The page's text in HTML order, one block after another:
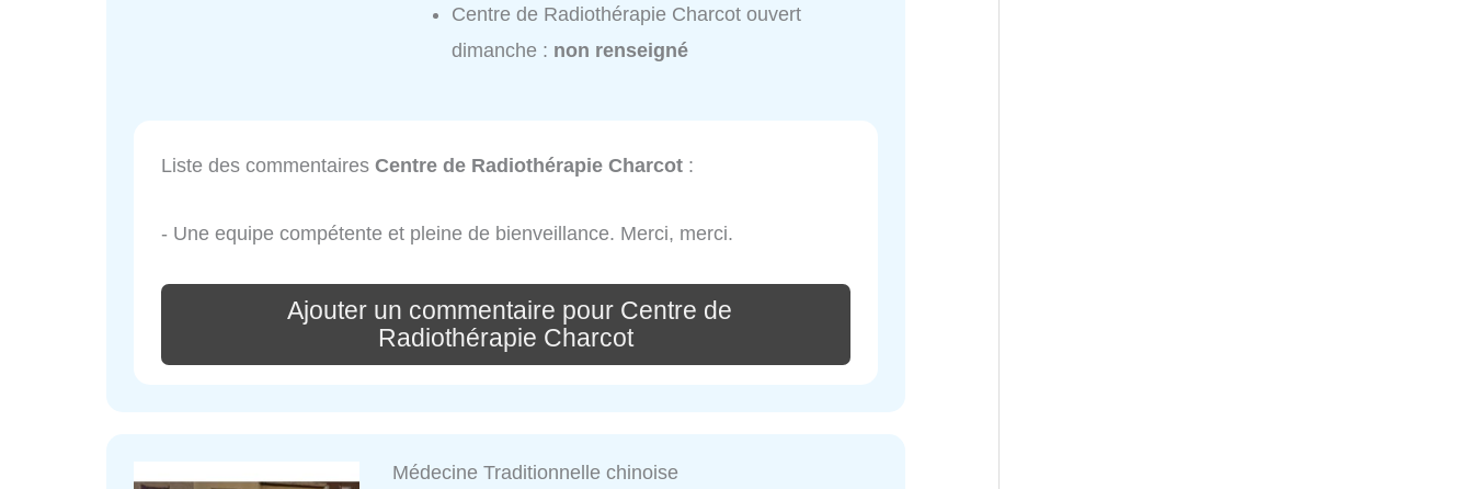
Centre de Radiothérapie Charcot ouvert
dimanche : non renseigné
Liste des commentaires Centre de Radiothérapie Charcot :
- Une equipe compétente et pleine de bienveillance. Merci, merci.
Ajouter un commentaire pour Centre de
Radiothérapie Charcot
Médecine Traditionnelle chinoise